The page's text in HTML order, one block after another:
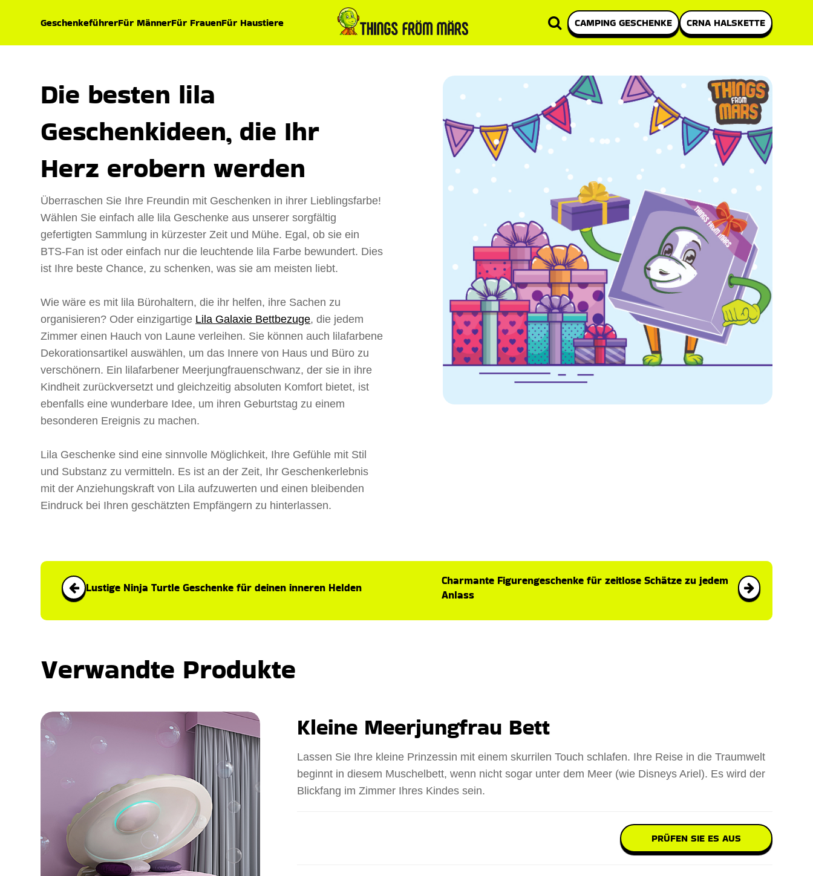
GeschenkeführerFür MännerFür FrauenFür Haustiere CAMPING GESCHENKE CRNA HALSKETTE
Die besten lila
Geschenkideen, die Ihr
Herz erobern werden
Überraschen Sie Ihre Freundin mit Geschenken in ihrer Lieblingsfarbe!
Wählen Sie einfach alle lila Geschenke aus unserer sorgfältig
gefertigten Sammlung in kürzester Zeit und Mühe. Egal, ob sie ein
BTS-Fan ist oder einfach nur die leuchtende lila Farbe bewundert. Dies
ist Ihre beste Chance, zu schenken, was sie am meisten liebt.
Wie wäre es mit lila Bürohaltern, die ihr helfen, ihre Sachen zu
organisieren? Oder einzigartige Lila Galaxie Bettbezuge, die jedem
Zimmer einen Hauch von Laune verleihen. Sie können auch lilafarbene
Dekorationsartikel auswählen, um das Innere von Haus und Büro zu
verschönern. Ein lilafarbener Meerjungfrauenschwanz, der sie in ihre
Kindheit zurückversetzt und gleichzeitig absoluten Komfort bietet, ist
ebenfalls eine wunderbare Idee, um ihren Geburtstag zu einem
besonderen Ereignis zu machen.
Lila Geschenke sind eine sinnvolle Möglichkeit, Ihre Gefühle mit Stil
und Substanz zu vermitteln. Es ist an der Zeit, Ihr Geschenkerlebnis
mit der Anziehungskraft von Lila aufzuwerten und einen bleibenden
Eindruck bei Ihren geschätzten Empfängern zu hinterlassen.
Lustige Ninja Turtle Geschenke für deinen inneren Helden
Charmante Figurengeschenke für zeitlose Schätze zu jedem
Anlass
Verwandte Produkte
Kleine Meerjungfrau Bett
Lassen Sie Ihre kleine Prinzessin mit einem skurrilen Touch schlafen. Ihre Reise in die Traumwelt
beginnt in diesem Muschelbett, wenn nicht sogar unter dem Meer (wie Disneys Ariel). Es wird der
Blickfang im Zimmer Ihres Kindes sein.
PRÜFEN SIE ES AUS